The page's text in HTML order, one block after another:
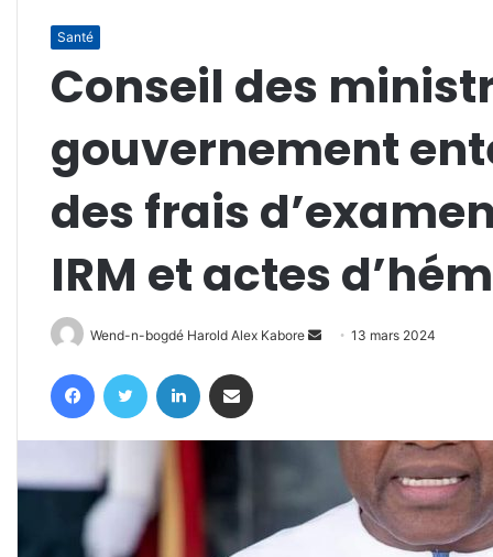
Santé
Conseil des
gouvernement
des frais
IRM et actes
Wend-n-bogdé Harold Alex Kabore
Envoyer13 mars 2024
FacebookTwitter Linkedin